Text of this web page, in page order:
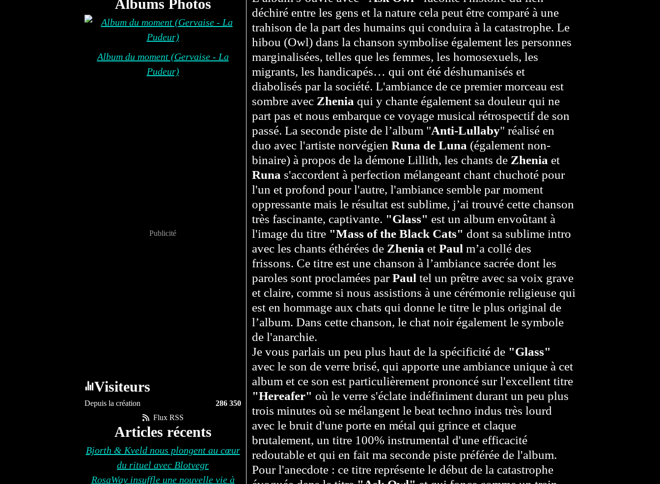
Albums Photos
Album du moment (Gervaise - La
Pudeur)
Publicité
Visiteurs
Depuis la création
286 350
Flux RSS
Articles récents
Bjorth & Kveld nous plongent au cœur
du rituel avec Blotvegr
RosaWay insuffle une nouvelle vie à
déchiré entre les gens et la nature cela peut être comparé à une
trahison de la part des humains qui conduira à la catastrophe. Le
hibou (Owl) dans la chanson symbolise également les personnes
marginalisées, telles que les femmes, les homosexuels, les
migrants, les handicapés… qui ont été déshumanisés et
diabolisés par la société. L'ambiance de ce premier morceau est
sombre avec Zhenia qui y chante également sa douleur qui ne
part pas et nous embarque ce voyage musical rétrospectif de son
passé. La seconde piste de l’album "Anti-Lullaby" réalisé en
duo avec l'artiste norvégien Runa de Luna (également non-
binaire) à propos de la démone Lillith, les chants de Zhenia et
Runa s'accordent à perfection mélangeant chant chuchoté pour
l'un et profond pour l'autre, l'ambiance semble par moment
oppressante mais le résultat est sublime, j’ai trouvé cette chanson
très fascinante, captivante. "Glass" est un album envoûtant à
l'image du titre "Mass of the Black Cats" dont sa sublime intro
avec les chants éthérées de Zhenia et Paul m’a collé des
frissons. Ce titre est une chanson à l’ambiance sacrée dont les
paroles sont proclamées parPaul tel un prêtre avec sa voix grave
et claire, comme si nous assistions à une cérémonie religieuse qui
est en hommage aux chats qui donne le titre le plus original de
l’album. Dans cette chanson, le chat noir également le symbole
de l'anarchie.
Je vous parlais un peu plus haut de la spécificité de "Glass"
avec le son de verre brisé, qui apporte une ambiance unique à cet
album et ce son est particulièrement prononcé sur l'excellent titre
"Hereafer" où le verre s'éclate indéfiniment durant un peu plus
trois minutes où se mélangent le beat techno indus très lourd
avec le bruit d'une porte en métal qui grince et claque
brutalement, un titre 100% instrumental d'une efficacité
redoutable et qui en fait ma seconde piste préférée de l'album.
Pour l'anecdote : ce titre représente le début de la catastrophe